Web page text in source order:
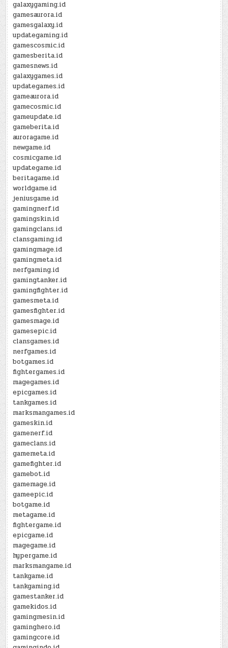
galaxygaming.id
gamesaurora.id
gamesgalaxy.id
updategaming.id
gamescosmic.id
gamesberita.id
gamesnews.id
galaxygames.id
updategames.id
gameaurora.id
gamecosmic.id
gameupdate.id
gameberita.id
auroragame.id
newgame.id
cosmicgame.id
updategame.id
beritagame.id
worldgame.id
jeniusgame.id
gamingnerf.id
gamingskin.id
gamingclans.id
clansgaming.id
gamingmage.id
gamingmeta.id
nerfgaming.id
gamingtanker.id
gamingfighter.id
gamesmeta.id
gamesfighter.id
gamesmage.id
gamesepic.id
clansgames.id
nerfgames.id
botgames.id
fightergames.id
magegames.id
epicgames.id
tankgames.id
marksmangames.id
gameskin.id
gamenerf.id
gameclans.id
gamemeta.id
gamefighter.id
gamebot.id
gamemage.id
gameepic.id
botgame.id
metagame.id
fightergame.id
epicgame.id
magegame.id
hypergame.id
marksmangame.id
tankgame.id
tankgaming.id
gamestanker.id
gamekidos.id
gamingmesin.id
gaminghero.id
gamingcore.id